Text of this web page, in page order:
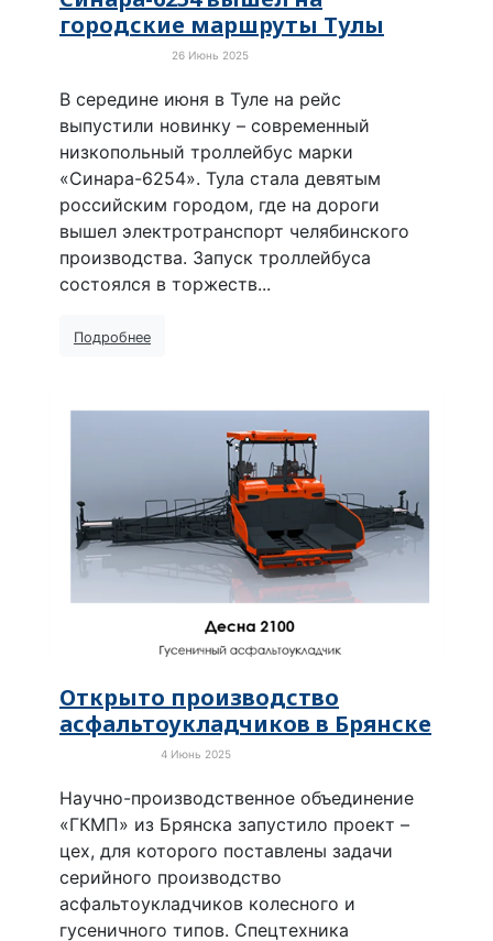
городские маршруты Тулы
26 Июнь 2025
В середине июня в Туле на рейс
выпустили новинку – современный
низкопольный троллейбус марки
«Синара-6254». Тула стала девятым
российским городом, где на дороги
вышел электротранспорт челябинского
производства. Запуск троллейбуса
состоялся в торжеств...
Подробнее
Открыто производство
асфальтоукладчиков в Брянске
4 Июнь 2025
Научно-производственное объединение
«ГКМП» из Брянска запустило проект –
цех, для которого поставлены задачи
серийного производство
асфальтоукладчиков колесного и
гусеничного типов. Спецтехника